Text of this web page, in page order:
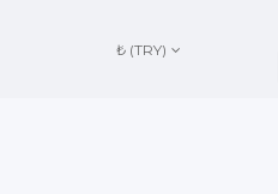
₺ (TRY)